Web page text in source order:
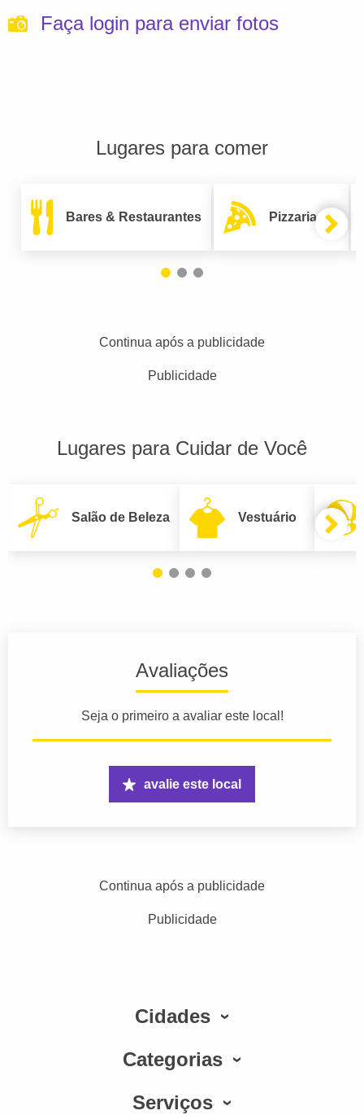
Faça login para enviar fotos
Lugares para comer
Bares & Restaurantes Pizzarias
Continua após a publicidade
Publicidade
Lugares para Cuidar de Você
Salão de Beleza Vestuário
Avaliações
Seja o primeiro a avaliar este local!
avalie este local
Continua após a publicidade
Publicidade
Cidades
Categorias
Serviços